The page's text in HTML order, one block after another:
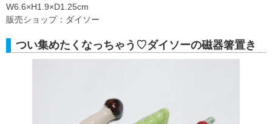
W6.6×H1.9×D1.25cm
販売ショップ：ダイソー
つい集めたくなっちゃう♡ダイソーの磁器箸置き